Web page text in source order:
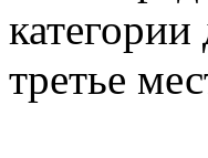
третье